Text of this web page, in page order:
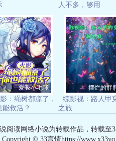
人不多，够用
爱吸小毛球
：绳树都凉了，
能救活？
摆烂的胖
综影视：路人甲
之旅
阅读网络小说为转载作品，转载至
Copyright © 33言情https://